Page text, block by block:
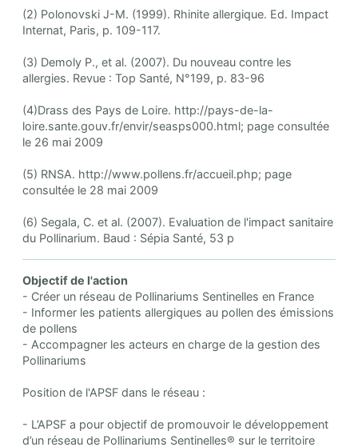
(2) Polonovski J-M. (1999). Rhinite allergique. Ed. Impact
Internat, Paris, p. 109-117.
(3) Demoly P., et al. (2007). Du nouveau contre les
allergies. Revue : Top Santé, N°199, p. 83-96
(4)Drass des Pays de Loire. http://pays-de-la-
loire.sante.gouv.fr/envir/seasps000.html; page consultée
le 26 mai 2009
(5) RNSA. http://www.pollens.fr/accueil.php; page
consultée le 28 mai 2009
(6) Segala, C. et al. (2007). Evaluation de l'impact sanitaire
du Pollinarium. Baud : Sépia Santé, 53 p
Objectif de l'action
- Créer un réseau de Pollinariums Sentinelles en France
- Informer les patients allergiques au pollen des émissions
de pollens
- Accompagner les acteurs en charge de la gestion des
Pollinariums
Position de l'APSF dans le réseau :
- L’APSF a pour objectif de promouvoir le développement
d’un réseau de Pollinariums Sentinelles® sur le territoire